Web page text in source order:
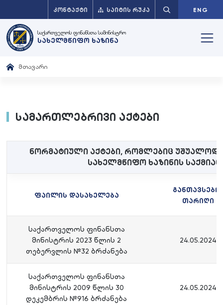
ᲙᲝᲜᲢᲐᲥᲢᲘ ᲡᲐᲘᲢᲘᲡ ᲠᲣᲙᲐ ENG
საქართველოს ფინანსთა სამინისტრო
სახელმწიფო ხაზინა
მთავარი
სამართლებრივი აქტები
ნორმატიული აქტები, რომლებიც უშუალოდ
სახელმწიფო ხაზინის
ფაილის დასახელება
თარიღი
საქართველოს ფინანსთა
მინისტრის 2023 წლის 2
თებერვლის №32 ბრძანება
24.05.2024
საქართველოს ფინანსთა
მინისტრის 2009 წლის 30
დეკემბრის №916 ბრძანება
24.05.2024